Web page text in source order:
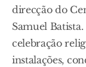
direcção do
Samuel
celebração
instalações,